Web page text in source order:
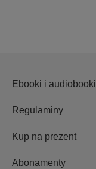
Ebooki i audiobooki
Regulaminy
Kup na prezent
Abonamenty